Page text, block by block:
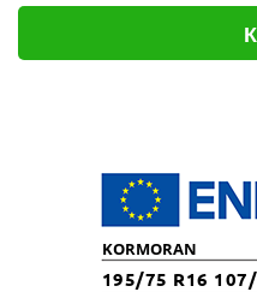
KORMORAN
195/75 R16